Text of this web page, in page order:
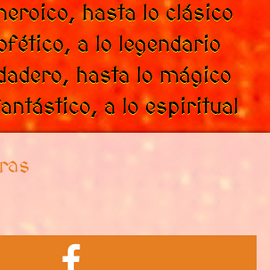
hasta lo clásico
a lo legendario
hasta lo mágico
a lo espiritual